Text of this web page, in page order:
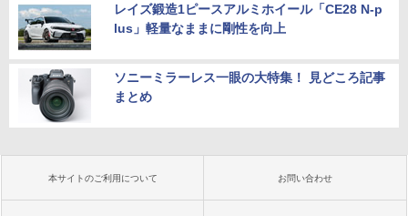
レイズ鍛造1ピースアルミホイール「CE28 N-p
lus」軽量なままに剛性を向上
ソニーミラーレス一眼の大特集！ 見どころ記事
まとめ
本サイトのご利用について お問い合わせ